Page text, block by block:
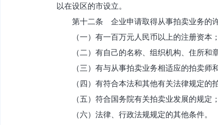
以在设区的市设立。
第十二条 企业申请取得从事拍卖业务的许
（一）有一百万元人民币以上的注册资本
（二）有自己的名称、组织机构、住所和
（三）有与从事拍卖业务相适应的拍卖师
（四）有符合本法和其他有关法律规定的
（五）符合国务院有关拍卖业发展的规定
（六）法律、行政法规规定的其他条件。